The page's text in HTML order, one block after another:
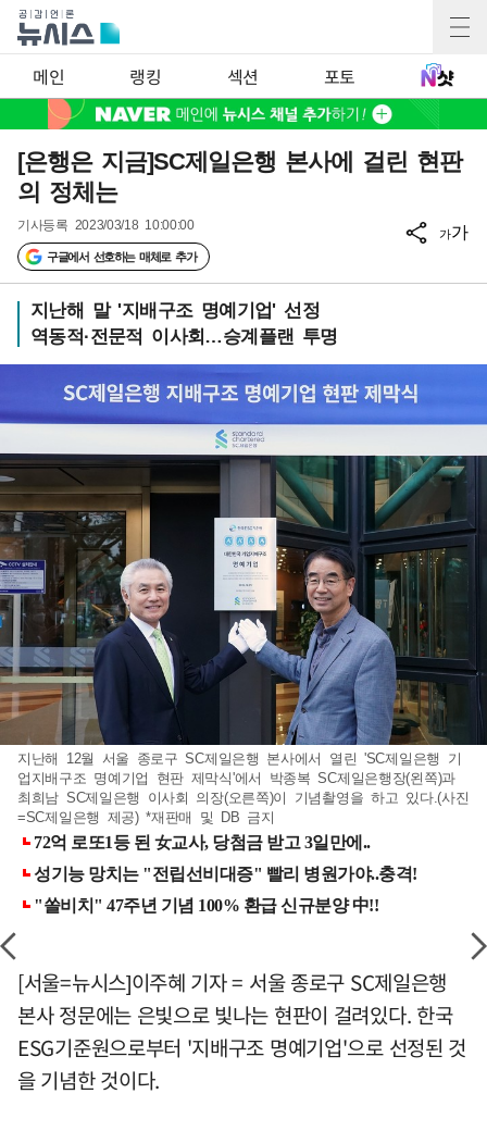
메인 랭킹 섹션 포토
[은행은 지금]SC제일은행 본사에 걸린 현판
의 정체는
기사등록 2023/03/18 10:00:00
구글에서 선호하는 매체로 추가
가가
지난해 말 '지배구조 명예기업' 선정
역동적·전문적 이사회…승계플랜 투명
지난해 12월 서울 종로구 SC제일은행 본사에서 열린 'SC제일은행 기
업지배구조 명예기업 현판 제막식'에서 박종복 SC제일은행장(왼쪽)과
최희남 SC제일은행 이사회 의장(오른쪽)이 기념촬영을 하고 있다.(사진
=SC제일은행 제공) *재판매 및 DB 금지
[서울=뉴시스]이주혜 기자 = 서울 종로구 SC제일은행
본사 정문에는 은빛으로 빛나는 현판이 걸려있다. 한국
ESG기준원으로부터 '지배구조 명예기업'으로 선정된 것
을 기념한 것이다.